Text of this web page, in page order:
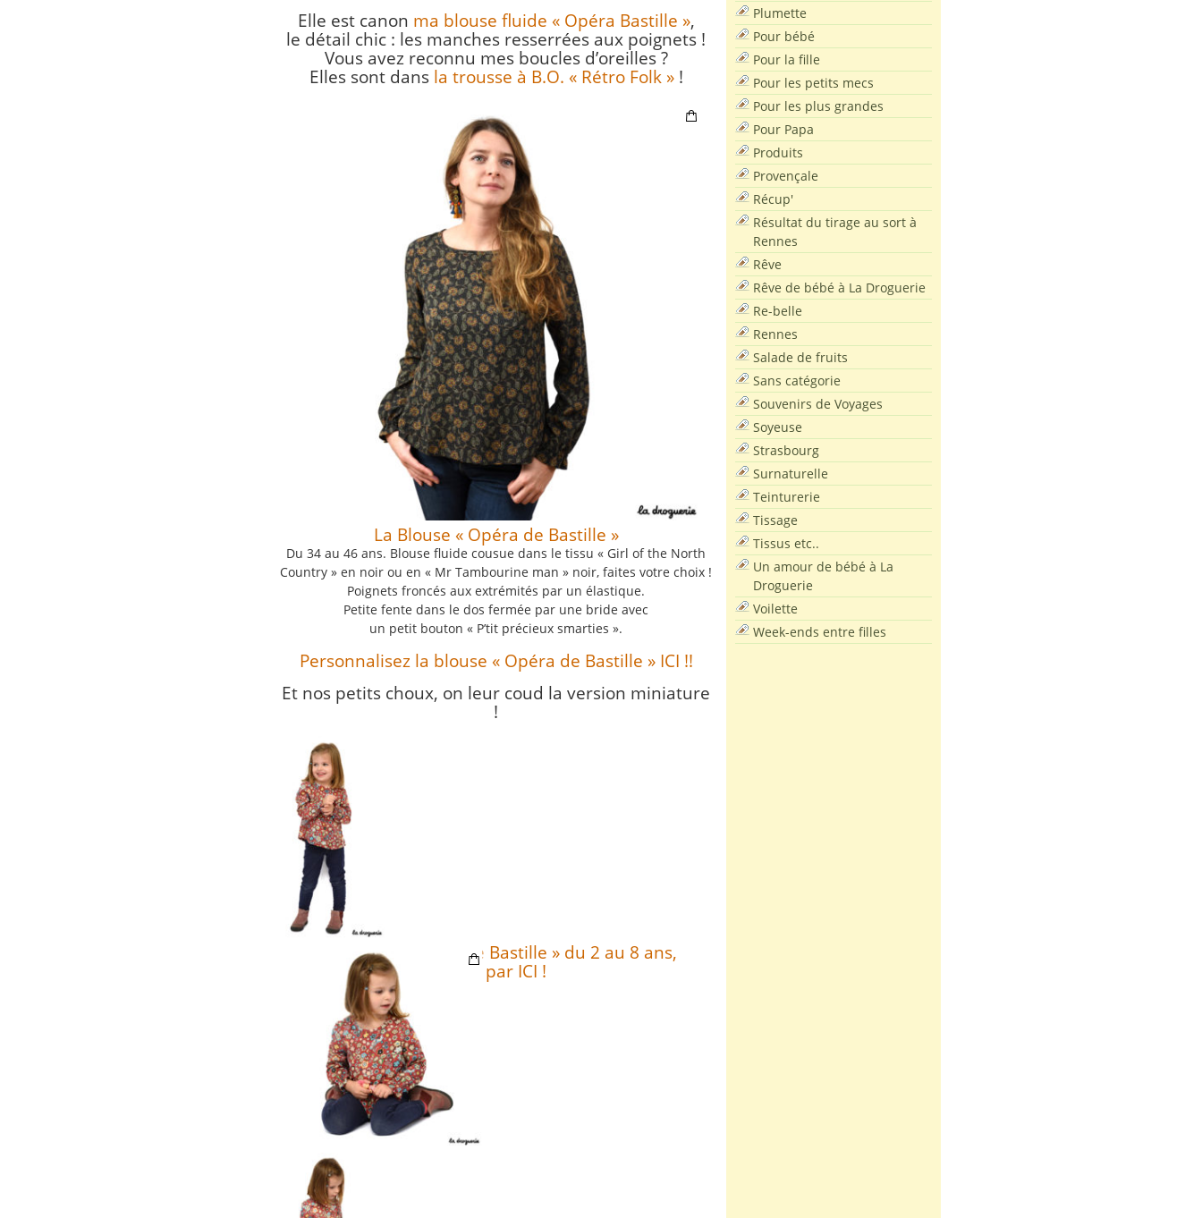
Elle est canon ma blouse fluide « Opéra Bastille »,
le détail chic : les manches resserrées aux poignets !
Vous avez reconnu mes boucles d’oreilles ?
Elles sont dans la trousse à B.O. « Rétro Folk »!
La Blouse « Opéra de Bastille »
Du 34 au 46 ans. Blouse fluide cousue dans le tissu « Girl of the North
Country » en noir ou en « Mr Tambourine man » noir, faites votre choix !
Poignets froncés aux extrémités par un élastique.
Petite fente dans le dos fermée par une bride avec
un petit bouton « P’tit précieux smarties ».
Personnalisez la blouse « Opéra de Bastille » ICI !!
Et nos petits choux, on leur coud la version miniature
!
La Blouse « Opéra de Bastille » du 2 au 8 ans,
c’est par ICI !
Plumette
Pour bébé
Pour la fille
Pour les petits mecs
Pour les plus grandes
Pour Papa
Produits
Provençale
Récup'
Résultat du tirage au sort à
Rennes
Rêve
Rêve de bébé à La Droguerie
Re-belle
Rennes
Salade de fruits
Sans catégorie
Souvenirs de Voyages
Soyeuse
Strasbourg
Surnaturelle
Teinturerie
Tissage
Tissus etc..
Un amour de bébé à La
Droguerie
Voilette
Week-ends entre filles